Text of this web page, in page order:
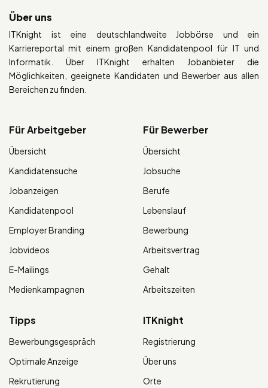
Über uns
ITKnight ist eine deutschlandweite Jobbörse und ein
Karriereportal mit einem großen Kandidatenpool für IT und
Informatik. Über ITKnight erhalten Jobanbieter die
Möglichkeiten, geeignete Kandidaten und Bewerber aus allen
Bereichen zu finden.
Für Arbeitgeber
Übersicht
Kandidatensuche
Jobanzeigen
Kandidatenpool
Employer Branding
Jobvideos
E-Mailings
Medienkampagnen
Für Bewerber
Übersicht
Jobsuche
Berufe
Lebenslauf
Bewerbung
Arbeitsvertrag
Gehalt
Arbeitszeiten
Tipps
Bewerbungsgespräch
Optimale Anzeige
Rekrutierung
ITKnight
Registrierung
Über uns
Orte